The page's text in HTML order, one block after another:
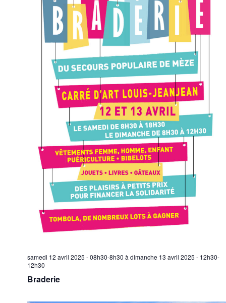
Braderie
samedi 12 avril 2025 - 08h30-8h30 à dimanche 13 avril 2025 - 12h30-
12h30